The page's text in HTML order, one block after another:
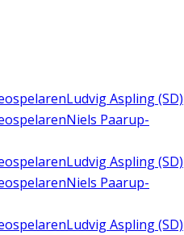
Ludvig Aspling (SD)
Niels Paarup-
Ludvig Aspling (SD)
Niels Paarup-
Ludvig Aspling (SD)